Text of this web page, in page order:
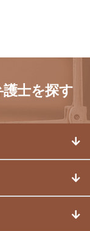
士を探す